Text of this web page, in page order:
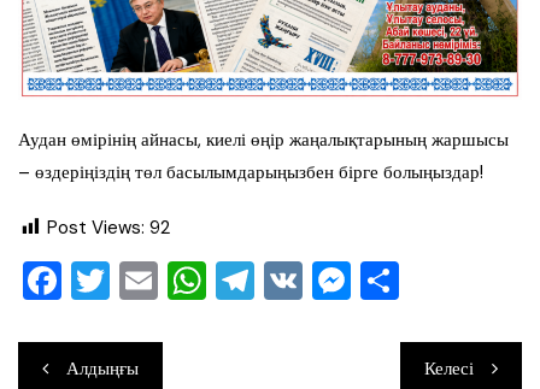
Аудан өмірінің айнасы, киелі өңір жаңалықтарының жаршысы
– өздеріңіздің төл басылымдарыңызбен бірге болыңыздар!
Post Views: 92
F
c
T
tt
E
ai
W T V M
ра
Навигация
Алдыңғы Келесі